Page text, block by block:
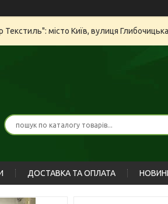
місто Київ, вулиця
ДОСТАВКА ТА ОПЛАТА